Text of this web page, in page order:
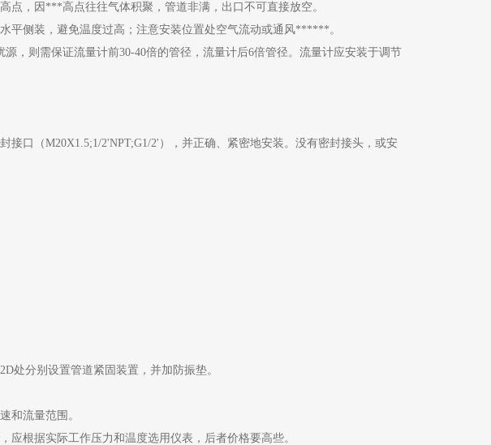
，因***高点往往气体积聚，管道非满，出口不可直接放空。
平侧装，避免温度过高；注意安装位置处空气流动或通风******。
，则需保证流量计前30-40倍的管径，流量计后6倍管径。流量计应安装于调节
口（M20Χ1.5;1/2'NPT;G1/2'），并正确、紧密地安装。没有密封接头，或安
处分别设置管道紧固装置，并加防振垫。
和流量范围。
根据实际工作压力和温度选用仪表，后者价格要高些。